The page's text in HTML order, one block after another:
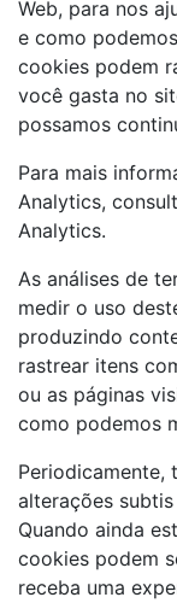
Web, para nos
e como
cookies podem
você gasta no
possamos
Para mais
Analytics,
Analytics.
As análises de
medir o uso
produzindo
rastrear itens
ou as páginas
como podemos
Periodicamente,
alterações
Quando ainda
cookies podem
receba uma